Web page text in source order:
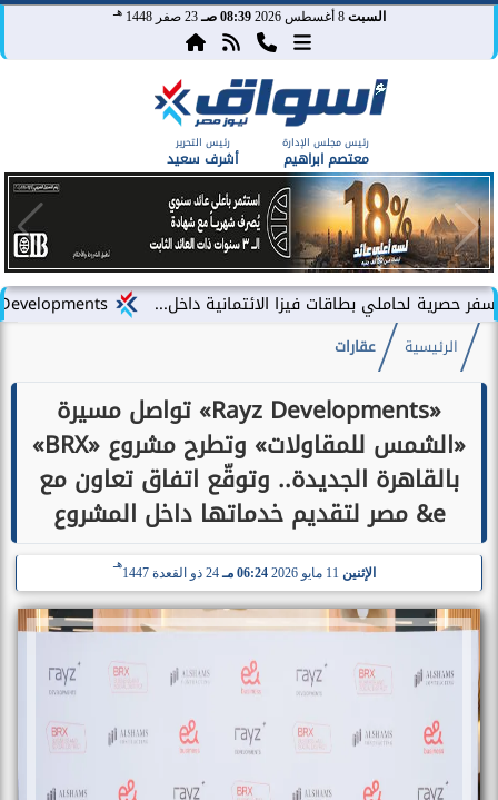
السبت 8 أغسطس 2026 08:39 صـ 23 صفر 1448 هـ
رئيس مجلس الإدارة
معتصم ابراهيم
رئيس التحرير
أشرف سعيد
LARZ Developments تطلق رؤيتها الجديدة لتقديم مفهوم متكامل للتطوير العقاري في مصر بطاقات فيزا الائتمانية داخل...
الرئيسية عقارات
«Rayz Developments» تواصل مسيرة
«الشمس للمقاولات» وتطرح مشروع «BRX»
بالقاهرة الجديدة.. وتوقّع اتفاق تعاون مع
e& مصر لتقديم خدماتها داخل المشروع
الإثنين 06:24 مـ 24 ذو القعدة 1447
هـ